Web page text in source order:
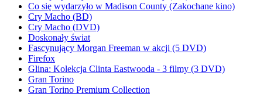
Co się wydarzyło w Madison County (Zakochane kino)
Cry Macho (BD)
Cry Macho (DVD)
Doskonały świat
Fascynujący Morgan Freeman w akcji (5 DVD)
Firefox
Glina: Kolekcja Clinta Eastwooda - 3 filmy (3 DVD)
Gran Torino
Gran Torino Premium Collection